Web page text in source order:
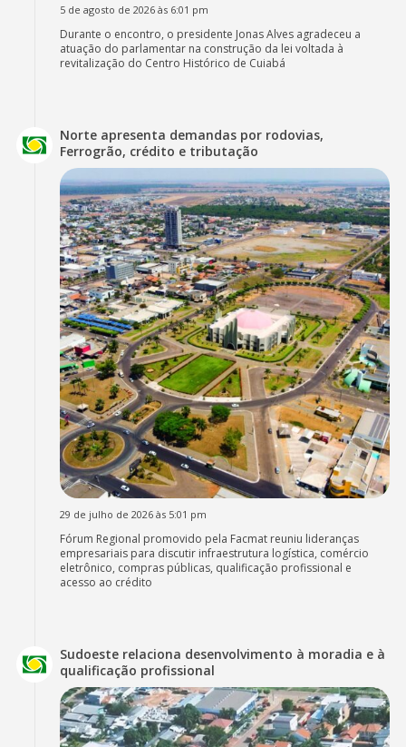
5 de agosto de 2026 às 6:01 pm
Durante o encontro, o presidente Jonas Alves agradeceu a
atuação do parlamentar na construção da lei voltada à
revitalização do Centro Histórico de Cuiabá
Norte apresenta demandas por rodovias,
Ferrogrão, crédito e tributação
29 de julho de 2026 às 5:01 pm
Fórum Regional promovido pela Facmat reuniu lideranças
empresariais para discutir infraestrutura logística, comércio
eletrônico, compras públicas, qualificação profissional e
acesso ao crédito
Sudoeste relaciona desenvolvimento à moradia e à
qualificação profissional